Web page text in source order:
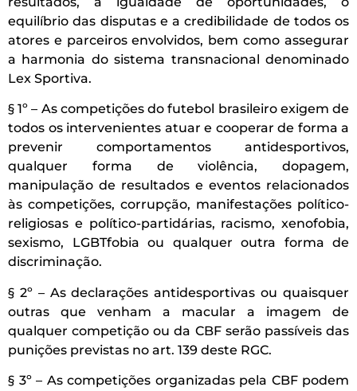
equilíbrio das disputas e a credibilidade de todos os
atores e parceiros envolvidos, bem como assegurar
a harmonia do sistema transnacional denominado
Lex Sportiva.
§ 1º – As competições do futebol brasileiro exigem de
todos os intervenientes atuar e cooperar de forma a
prevenir comportamentos antidesportivos,
qualquer forma de violência, dopagem,
manipulação de resultados e eventos relacionados
às competições, corrupção, manifestações político-
religiosas e político-partidárias, racismo, xenofobia,
sexismo, LGBTfobia ou qualquer outra forma de
discriminação.
§ 2º – As declarações antidesportivas ou quaisquer
outras que venham a macular a imagem de
qualquer competição ou da CBF serão passíveis das
punições previstas no art. 139 deste RGC.
§ 3º – As competições organizadas pela CBF podem